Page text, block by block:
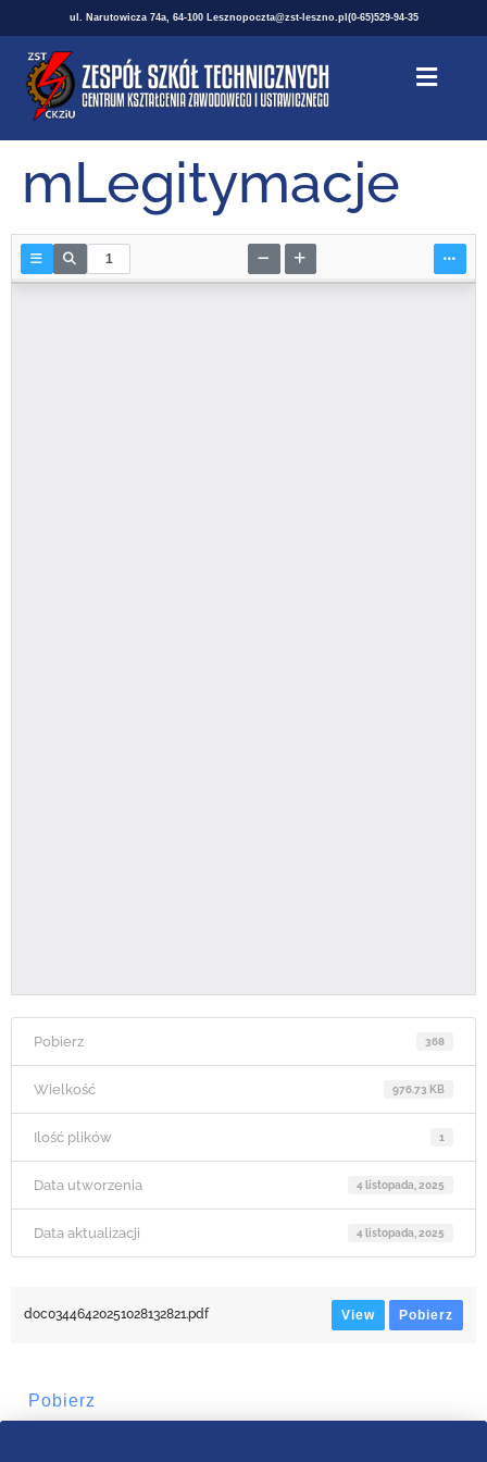
ul. Narutowicza 74a, 64-100 Lesznopoczta@zst-leszno.pl (0-65)529-94-35
mLegitymacje
Pobierz 368
Wielkość 976.73 KB
Ilość plików 1
Data utworzenia 4 listopada, 2025
Data aktualizacji 4 listopada, 2025
doc03446420251028132821.pdf View Pobierz
Pobierz